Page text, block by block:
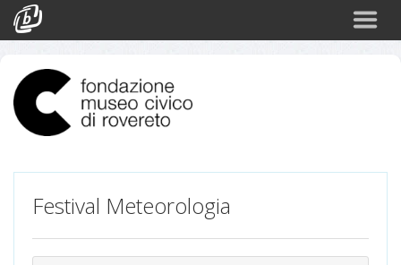
Eventi
Login
Festival Meteorologia